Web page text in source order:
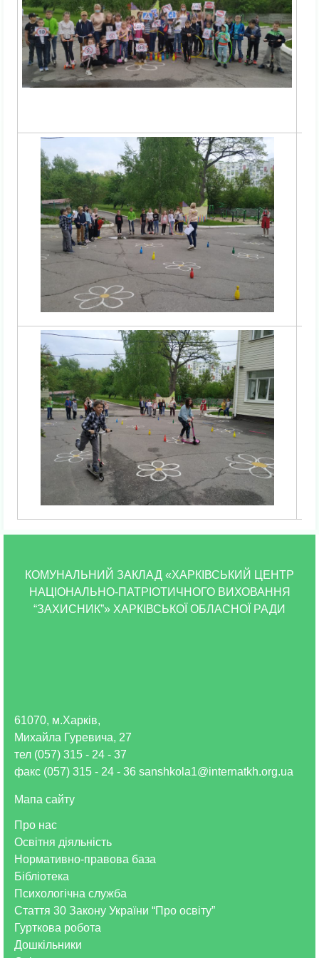
КОМУНАЛЬНИЙ ЗАКЛАД «ХАРКІВСЬКИЙ ЦЕНТР
НАЦІОНАЛЬНО-ПАТРІОТИЧНОГО ВИХОВАННЯ
“ЗАХИСНИК”» ХАРКІВСЬКОЇ ОБЛАСНОЇ РАДИ
Про нас
Освітня діяльність
Нормативно-правова база
Бібліотека
Психологічна служба
Стаття 30 Закону України “Про освіту”
Гурткова робота
Дошкільники
61070, м.Харків,
Михайла Гуревича, 27
тел (057) 315 - 24 - 37
факс (057) 315 - 24 - 36 sanshkola1@internatkh.org.ua
Мапа сайту